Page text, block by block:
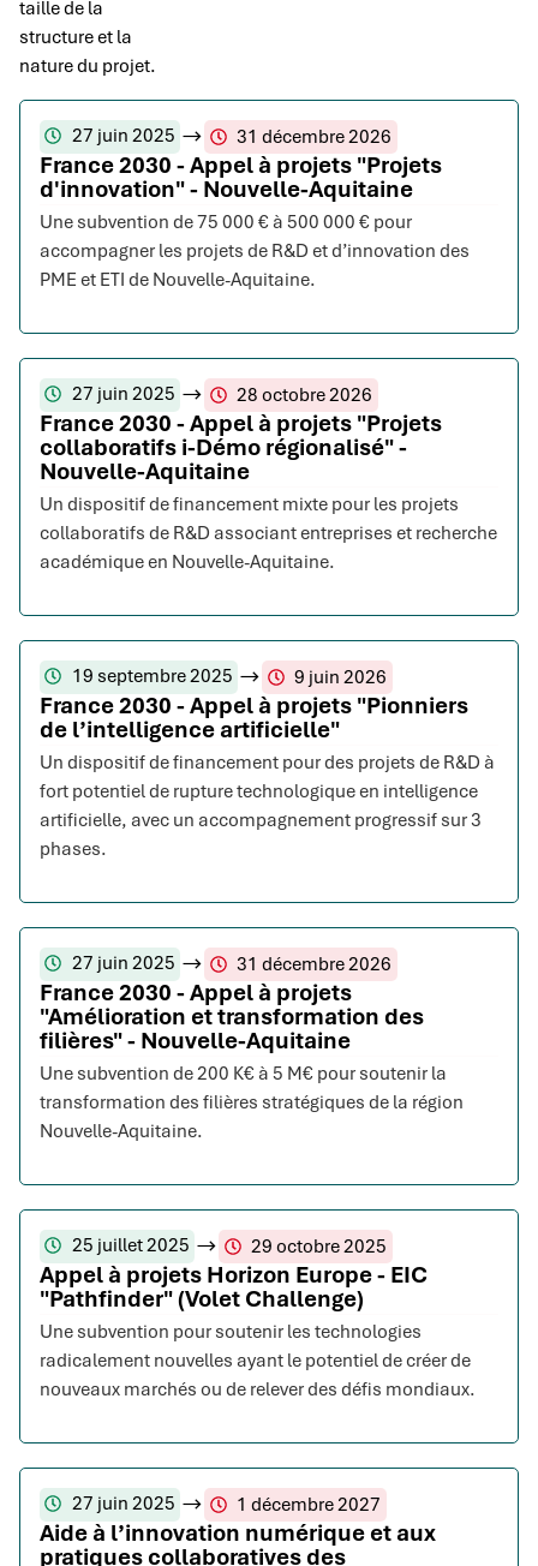
taille de la
structure et la
nature du projet.
27 juin 2025 31 décembre 2026
France 2030 - Appel à projets "Projets
d'innovation" - Nouvelle-Aquitaine
Une subvention de 75 000 € à 500 000 € pour
accompagner les projets de R&D et d’innovation des
PME et ETI de Nouvelle-Aquitaine.
27 juin 2025 28 octobre 2026
France 2030 - Appel à projets "Projets
collaboratifs i-Démo régionalisé" -
Nouvelle-Aquitaine
Un dispositif de financement mixte pour les projets
collaboratifs de R&D associant entreprises et recherche
académique en Nouvelle-Aquitaine.
19 septembre 2025 9 juin 2026
France 2030 - Appel à projets "Pionniers
de l’intelligence artificielle"
Un dispositif de financement pour des projets de R&D à
fort potentiel de rupture technologique en intelligence
artificielle, avec un accompagnement progressif sur 3
phases.
27 juin 2025 31 décembre 2026
France 2030 - Appel à projets
"Amélioration et transformation des
filières" - Nouvelle-Aquitaine
Une subvention de 200 K€ à 5 M€ pour soutenir la
transformation des filières stratégiques de la région
Nouvelle-Aquitaine.
25 juillet 2025 29 octobre 2025
Appel à projets Horizon Europe - EIC
"Pathfinder" (Volet Challenge)
Une subvention pour soutenir les technologies
radicalement nouvelles ayant le potentiel de créer de
nouveaux marchés ou de relever des défis mondiaux.
27 juin 2025 1 décembre 2027
Aide à l’innovation numérique et aux
pratiques collaboratives des